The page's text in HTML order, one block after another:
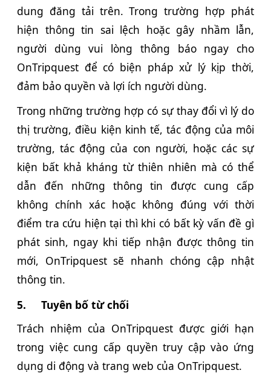
dung đăng tải trên. Trong trường hợp phát
hiện thông tin sai lệch hoặc gây nhầm lẫn,
người dùng vui lòng thông báo ngay cho
OnTripquest để có biện pháp xử lý kịp thời,
đảm bảo quyền và lợi ích người dùng.
Trong những trường hợp có sự thay đổi vì lý do
thị trường, điều kiện kinh tế, tác động của môi
trường, tác động của con người, hoặc các sự
kiện bất khả kháng từ thiên nhiên mà có thể
dẫn đến những thông tin được cung cấp
không chính xác hoặc không đúng với thời
điểm tra cứu hiện tại thì khi có bất kỳ vấn đề gì
phát sinh, ngay khi tiếp nhận được thông tin
mới, OnTripquest sẽ nhanh chóng cập nhật
thông tin.
5.
Tuyên bố từ chối
Trách nhiệm của OnTripquest được giới hạn
trong việc cung cấp quyền truy cập vào ứng
dụng di động và trang web của OnTripquest.